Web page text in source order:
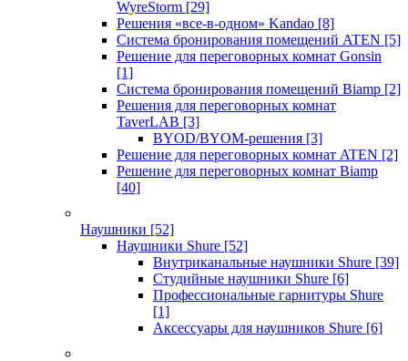
WyreStorm [29]
Решения «все-в-одном» Kandao [8]
Система бронирования помещений ATEN [5]
Решение для переговорных комнат Gonsin
[1]
Система бронирования помещений Biamp [2]
Решения для переговорных комнат
TaverLAB [3]
BYOD/BYOM-решения [3]
Решение для переговорных комнат ATEN [2]
Решение для переговорных комнат Biamp
[40]
Наушники [52]
Наушники Shure [52]
Внутриканальные наушники Shure [39]
Студийные наушники Shure [6]
Профессиональные гарнитуры Shure
[1]
Аксессуары для наушников Shure [6]